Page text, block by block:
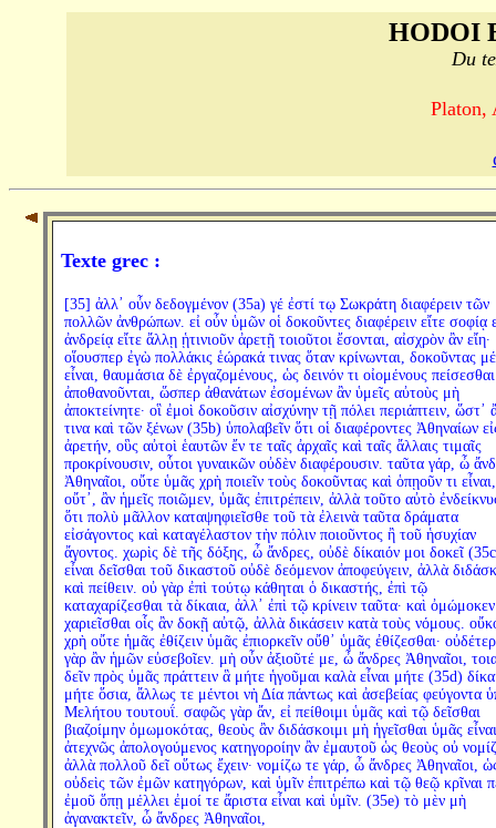
HODOI
Du
Platon,
Texte grec :
[35] ἀλλ᾽ οὖν δεδογμένον (35a) γέ ἐστί τῳ Σωκράτη διαφέρειν τῶν
πολλῶν ἀνθρώπων. εἰ οὖν ὑμῶν οἱ δοκοῦντες διαφέρειν εἴτε σοφίᾳ
ἀνδρείᾳ εἴτε ἄλλῃ ᾑτινιοῦν ἀρετῇ τοιοῦτοι ἔσονται, αἰσχρὸν ἂν εἴη·
οἵουσπερ ἐγὼ πολλάκις ἑώρακά τινας ὅταν κρίνωνται, δοκοῦντας
εἶναι, θαυμάσια δὲ ἐργαζομένους, ὡς δεινόν τι οἰομένους πείσεσθαι
ἀποθανοῦνται, ὥσπερ ἀθανάτων ἐσομένων ἂν ὑμεῖς αὐτοὺς μὴ
ἀποκτείνητε· οἳ ἐμοὶ δοκοῦσιν αἰσχύνην τῇ πόλει περιάπτειν, ὥστ᾽
τινα καὶ τῶν ξένων (35b) ὑπολαβεῖν ὅτι οἱ διαφέροντες Ἀθηναίων
ἀρετήν, οὓς αὐτοὶ ἑαυτῶν ἔν τε ταῖς ἀρχαῖς καὶ ταῖς ἄλλαις τιμαῖς
προκρίνουσιν, οὗτοι γυναικῶν οὐδὲν διαφέρουσιν. ταῦτα γάρ, ὦ
Ἀθηναῖοι, οὔτε ὑμᾶς χρὴ ποιεῖν τοὺς δοκοῦντας καὶ ὁπῃοῦν τι εἶναι,
οὔτ᾽, ἂν ἡμεῖς ποιῶμεν, ὑμᾶς ἐπιτρέπειν, ἀλλὰ τοῦτο αὐτὸ
ὅτι πολὺ μᾶλλον καταψηφιεῖσθε τοῦ τὰ ἐλεινὰ ταῦτα δράματα
εἰσάγοντος καὶ καταγέλαστον τὴν πόλιν ποιοῦντος ἢ τοῦ ἡσυχίαν
ἄγοντος. χωρὶς δὲ τῆς δόξης, ὦ ἄνδρες, οὐδὲ δίκαιόν μοι δοκεῖ
εἶναι δεῖσθαι τοῦ δικαστοῦ οὐδὲ δεόμενον ἀποφεύγειν, ἀλλὰ
καὶ πείθειν. οὐ γὰρ ἐπὶ τούτῳ κάθηται ὁ δικαστής, ἐπὶ τῷ
καταχαρίζεσθαι τὰ δίκαια, ἀλλ᾽ ἐπὶ τῷ κρίνειν ταῦτα· καὶ
χαριεῖσθαι οἷς ἂν δοκῇ αὐτῷ, ἀλλὰ δικάσειν κατὰ τοὺς νόμους.
χρὴ οὔτε ἡμᾶς ἐθίζειν ὑμᾶς ἐπιορκεῖν οὔθ᾽ ὑμᾶς ἐθίζεσθαι·
γὰρ ἂν ἡμῶν εὐσεβοῖεν. μὴ οὖν ἀξιοῦτέ με, ὦ ἄνδρες Ἀθηναῖοι,
δεῖν πρὸς ὑμᾶς πράττειν ἃ μήτε ἡγοῦμαι καλὰ εἶναι μήτε (35d)
μήτε ὅσια, ἄλλως τε μέντοι νὴ Δία πάντως καὶ ἀσεβείας φεύγοντα
Μελήτου τουτουΐ. σαφῶς γὰρ ἄν, εἰ πείθοιμι ὑμᾶς καὶ τῷ δεῖσθαι
βιαζοίμην ὀμωμοκότας, θεοὺς ἂν διδάσκοιμι μὴ ἡγεῖσθαι ὑμᾶς
ἀτεχνῶς ἀπολογούμενος κατηγοροίην ἂν ἐμαυτοῦ ὡς θεοὺς οὐ
ἀλλὰ πολλοῦ δεῖ οὕτως ἔχειν· νομίζω τε γάρ, ὦ ἄνδρες Ἀθηναῖοι,
οὐδεὶς τῶν ἐμῶν κατηγόρων, καὶ ὑμῖν ἐπιτρέπω καὶ τῷ θεῷ κρῖναι
ἐμοῦ ὅπῃ μέλλει ἐμοί τε ἄριστα εἶναι καὶ ὑμῖν. (35e) τὸ μὲν μὴ
ἀγανακτεῖν, ὦ ἄνδρες Ἀθηναῖοι,